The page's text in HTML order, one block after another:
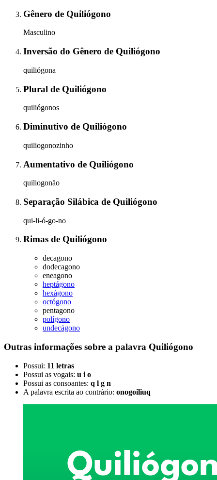
Gênero de Quiliógono
Masculino
Inversão do Gênero de Quiliógono
quiliógona
Plural de Quiliógono
quiliógonos
Diminutivo de Quiliógono
quiliogonozinho
Aumentativo de Quiliógono
quiliogonão
Separação Silábica de Quiliógono
qui-li-ó-go-no
Rimas de Quiliógono
decagono
dodecagono
eneagono
heptágono
hexágono
octógono
pentagono
polígono
undecágono
Outras informações sobre a palavra Quiliógono
Possui: 11 letras
Possui as vogais: u i o
Possui as consoantes: q l g n
A palavra escrita ao contrário: onogoiliuq